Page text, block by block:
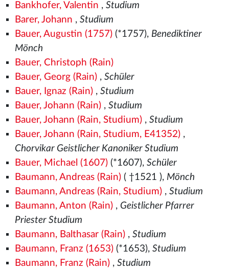
Bankhofer, Valentin , Studium
Barer, Johann , Studium
Bauer, Augustin (1757)(*1757), Benediktiner
Mönch
Bauer, Christoph (Rain)
Bauer, Georg (Rain), Schüler
Bauer, Ignaz (Rain), Studium
Bauer, Johann (Rain), Studium
Bauer, Johann (Rain, Studium), Studium
Bauer, Johann (Rain, Studium, E41352),
Chorvikar Geistlicher Kanoniker Studium
Bauer, Michael (1607)(*1607), Schüler
Baumann, Andreas (Rain)( †1521 ), Mönch
Baumann, Andreas (Rain, Studium), Studium
Baumann, Anton (Rain), Geistlicher Pfarrer
Priester Studium
Baumann, Balthasar (Rain), Studium
Baumann, Franz (1653)(*1653), Studium
Baumann, Franz (Rain), Studium